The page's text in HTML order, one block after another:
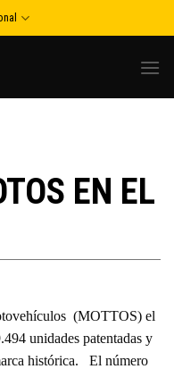
EN EL
(MOTTOS) el
unidades patentadas y
histórica. El número